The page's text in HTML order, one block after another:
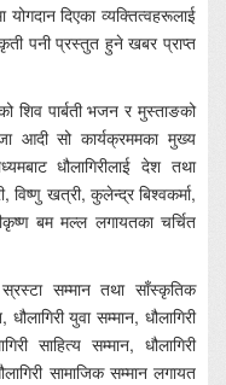
दिएका व्यक्तित्वहरूलाई
पनी प्रस्तुत हुने खबर प्राप्त
शिव पार्बती भजन र मुस्ताङको
आदी सो कार्यक्रममका मुख्य
धौलागिरीलाई देश तथा
खत्री, कुलेन्द्र बिश्वकर्मा,
बम मल्ल लगायतका चर्चित
स्रस्टा सम्मान तथा साँस्कृतिक
युवा सम्मान, धौलागिरी
साहित्य सम्मान, धौलागिरी
सामाजिक सम्मान लगायत